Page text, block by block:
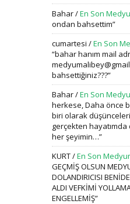
Bahar/En Son
ondan bahsettim”
cumartesi /En Son
“bahar hanım mail
bahsettiğiniz???”
Bahar/En Son
herkese, Daha önce
biri olarak
gerçekten
her şeyimin…”
KURT/En Son
GEÇMİŞ OLSUN
DOLANDIRICISI
ALDI VEFKİMİ
ENGELLEMİŞ”